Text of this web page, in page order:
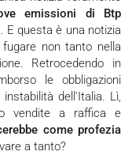
emissioni di Btp
. E questa è una notizia
non tanto nella
Retrocedendo in
le obbligazioni
dell'Italia. Lì,
vendite a raffica e
come profezia
a tanto?